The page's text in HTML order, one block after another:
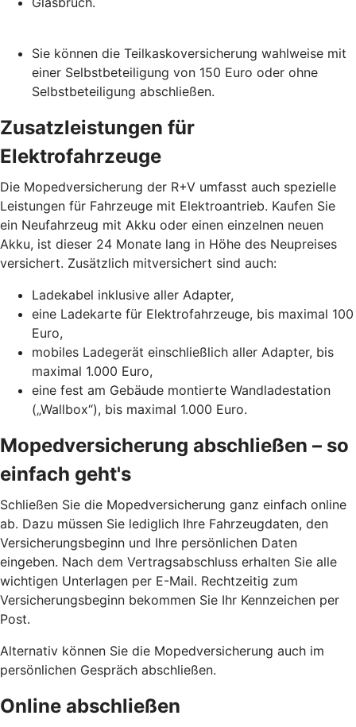
Sie können die Teilkaskoversicherung wahlweise mit
einer Selbstbeteiligung von 150 Euro oder ohne
Selbstbeteiligung abschließen.
Zusatzleistungen für
Elektrofahrzeuge
Die Mopedversicherung der R+V umfasst auch spezielle
Leistungen für Fahrzeuge mit Elektroantrieb. Kaufen Sie
ein Neufahrzeug mit Akku oder einen einzelnen neuen
Akku, ist dieser 24 Monate lang in Höhe des Neupreises
versichert. Zusätzlich mitversichert sind auch:
Ladekabel inklusive aller Adapter,
eine Ladekarte für Elektrofahrzeuge, bis maximal 100
Euro,
mobiles Ladegerät einschließlich aller Adapter, bis
maximal 1.000 Euro,
eine fest am Gebäude montierte Wandladestation
(„Wallbox“), bis maximal 1.000 Euro.
Mopedversicherung abschließen – so
einfach geht's
Schließen Sie die Mopedversicherung ganz einfach online
ab. Dazu müssen Sie lediglich Ihre Fahrzeugdaten, den
Versicherungsbeginn und Ihre persönlichen Daten
eingeben. Nach dem Vertragsabschluss erhalten Sie alle
wichtigen Unterlagen per E-Mail. Rechtzeitig zum
Versicherungsbeginn bekommen Sie Ihr Kennzeichen per
Post.
Alternativ können Sie die Mopedversicherung auch im
persönlichen Gespräch abschließen.
Online abschließen